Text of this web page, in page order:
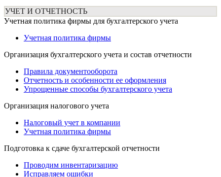
УЧЕТ И ОТЧЕТНОСТЬ
Учетная политика фирмы для бухгалтерского учета
Учетная политика фирмы
Организация бухгалтерского учета и состав отчетности
Правила документооборота
Отчетность и особенности ее оформления
Упрощенные способы бухгалтерского учета
Организация налогового учета
Налоговый учет в компании
Учетная политика фирмы
Подготовка к сдаче бухгалтерской отчетности
Проводим инвентаризацию
Исправляем ошибки